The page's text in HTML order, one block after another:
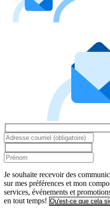
Je souhaite recevoir des
sur mes préférences et mon
services, événements et
en tout temps! Qu'est-ce que cela